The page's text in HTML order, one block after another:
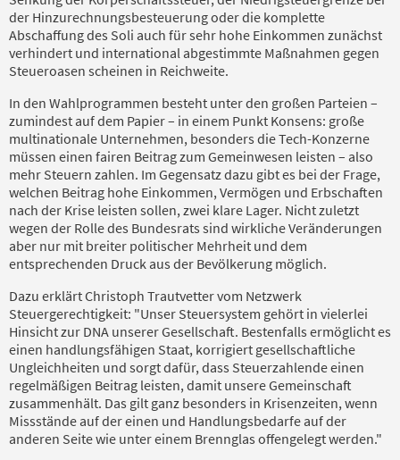
der Hinzurechnungsbesteuerung oder die komplette
Abschaffung des Soli auch für sehr hohe Einkommen zunächst
verhindert und international abgestimmte Maßnahmen gegen
Steueroasen scheinen in Reichweite.
In den Wahlprogrammen besteht unter den großen Parteien –
zumindest auf dem Papier – in einem Punkt Konsens: große
multinationale Unternehmen, besonders die Tech-Konzerne
müssen einen fairen Beitrag zum Gemeinwesen leisten – also
mehr Steuern zahlen. Im Gegensatz dazu gibt es bei der Frage,
welchen Beitrag hohe Einkommen, Vermögen und Erbschaften
nach der Krise leisten sollen, zwei klare Lager. Nicht zuletzt
wegen der Rolle des Bundesrats sind wirkliche Veränderungen
aber nur mit breiter politischer Mehrheit und dem
entsprechenden Druck aus der Bevölkerung möglich.
Dazu erklärt Christoph Trautvetter vom Netzwerk
Steuergerechtigkeit: "Unser Steuersystem gehört in vielerlei
Hinsicht zur DNA unserer Gesellschaft. Bestenfalls ermöglicht es
einen handlungsfähigen Staat, korrigiert gesellschaftliche
Ungleichheiten und sorgt dafür, dass Steuerzahlende einen
regelmäßigen Beitrag leisten, damit unsere Gemeinschaft
zusammenhält. Das gilt ganz besonders in Krisenzeiten, wenn
Missstände auf der einen und Handlungsbedarfe auf der
anderen Seite wie unter einem Brennglas offengelegt werden."